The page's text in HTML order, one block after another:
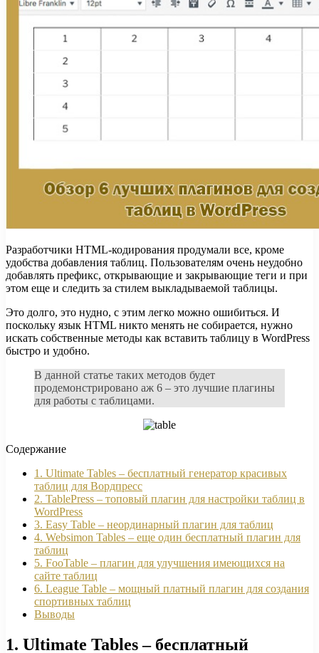
Разработчики HTML-кодирования продумали все, кроме
удобства добавления таблиц. Пользователям очень неудобно
добавлять префикс, открывающие и закрывающие теги и при
этом еще и следить за стилем выкладываемой таблицы.
Это долго, это нудно, с этим легко можно ошибиться. И
поскольку язык HTML никто менять не собирается, нужно
искать собственные методы как вставить таблицу в WordPress
быстро и удобно.
В данной статье таких методов будет
продемонстрировано аж 6 – это лучшие плагины
для работы с таблицами.
Содержание
1. Ultimate Tables – бесплатный генератор красивых
таблиц для Вордпресс
2. TablePress – топовый плагин для настройки таблиц в
WordPress
3. Easy Table – неординарный плагин для таблиц
4. Websimon Tables – еще один бесплатный плагин для
таблиц
5. FooTable – плагин для улучшения имеющихся на
сайте таблиц
6. League Table – мощный платный плагин для создания
спортивных таблиц
Выводы
1. Ultimate Tables – бесплатный